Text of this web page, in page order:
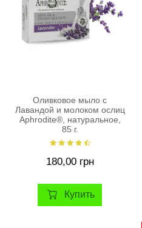
Оливковое мыло с
Лавандой и молоком ослиц
Aphrodite®, натуральное,
85 г.
180,00 грн
Купить